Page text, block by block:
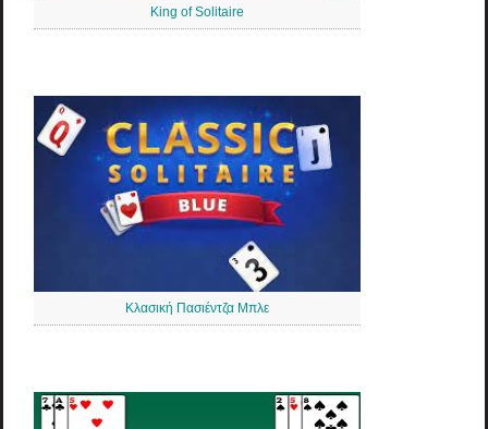
King of Solitaire
Κλασική Πασιέντζα Μπλε